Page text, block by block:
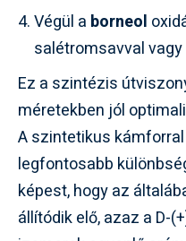
Végül a borneol
salétromsavval
Ez a szintézis
méretekben jól
A szintetikus
legfontosabb
képest, hogy az
állítódik elő, azaz a D-